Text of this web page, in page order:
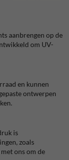
aanbrengen op de
om UV-
en kunnen
ontwerpen
is
zoals
ons om de